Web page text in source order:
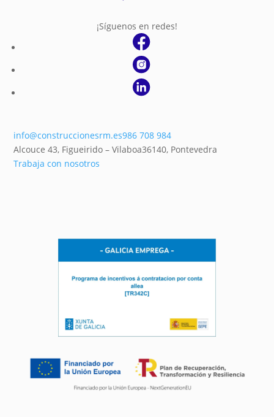
¡Síguenos en redes!
info@construccionesrm.es986 708 984
Alcouce 43, Figueirido – Vilaboa36140, Pontevedra
Trabaja con nosotros